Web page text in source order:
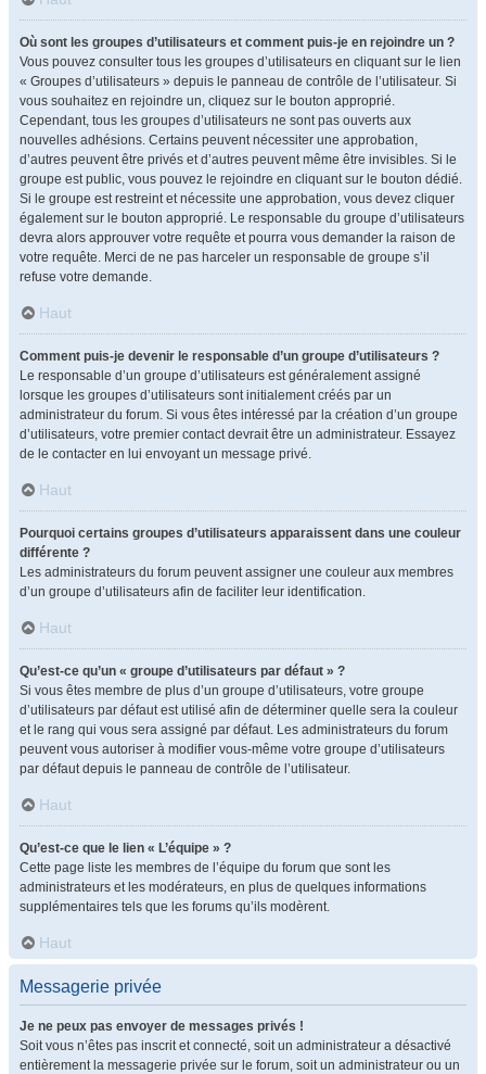
Où sont les groupes d’utilisateurs et comment puis-je en rejoindre un ?
Vous pouvez consulter tous les groupes d’utilisateurs en cliquant sur le lien
« Groupes d’utilisateurs » depuis le panneau de contrôle de l’utilisateur. Si
vous souhaitez en rejoindre un, cliquez sur le bouton approprié.
Cependant, tous les groupes d’utilisateurs ne sont pas ouverts aux
nouvelles adhésions. Certains peuvent nécessiter une approbation,
d’autres peuvent être privés et d’autres peuvent même être invisibles. Si le
groupe est public, vous pouvez le rejoindre en cliquant sur le bouton dédié.
Si le groupe est restreint et nécessite une approbation, vous devez cliquer
également sur le bouton approprié. Le responsable du groupe d’utilisateurs
devra alors approuver votre requête et pourra vous demander la raison de
votre requête. Merci de ne pas harceler un responsable de groupe s’il
refuse votre demande.
Haut
Comment puis-je devenir le responsable d’un groupe d’utilisateurs ?
Le responsable d’un groupe d’utilisateurs est généralement assigné
lorsque les groupes d’utilisateurs sont initialement créés par un
administrateur du forum. Si vous êtes intéressé par la création d’un groupe
d’utilisateurs, votre premier contact devrait être un administrateur. Essayez
de le contacter en lui envoyant un message privé.
Haut
Pourquoi certains groupes d’utilisateurs apparaissent dans une couleur
différente ?
Les administrateurs du forum peuvent assigner une couleur aux membres
d’un groupe d’utilisateurs afin de faciliter leur identification.
Haut
Qu’est-ce qu’un « groupe d’utilisateurs par défaut » ?
Si vous êtes membre de plus d’un groupe d’utilisateurs, votre groupe
d’utilisateurs par défaut est utilisé afin de déterminer quelle sera la couleur
et le rang qui vous sera assigné par défaut. Les administrateurs du forum
peuvent vous autoriser à modifier vous-même votre groupe d’utilisateurs
par défaut depuis le panneau de contrôle de l’utilisateur.
Haut
Qu’est-ce que le lien « L’équipe » ?
Cette page liste les membres de l’équipe du forum que sont les
administrateurs et les modérateurs, en plus de quelques informations
supplémentaires tels que les forums qu’ils modèrent.
Haut
Messagerie privée
Je ne peux pas envoyer de messages privés !
Soit vous n’êtes pas inscrit et connecté, soit un administrateur a désactivé
entièrement la messagerie privée sur le forum, soit un administrateur ou un